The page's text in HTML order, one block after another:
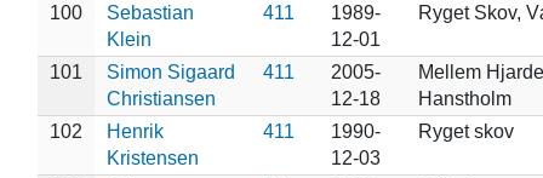
100
Sebastian
Klein
411
1989-
12-01
Ryget Skov,
101
Simon Sigaard
Christiansen
411
2005-
12-18
Mellem
Hanstholm
102
Henrik
Kristensen
411
1990-
12-03
Ryget skov